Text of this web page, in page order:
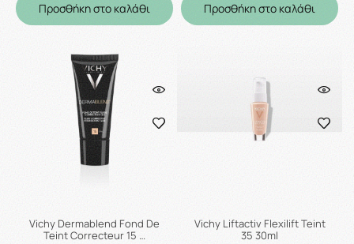
Προσθήκη στο καλάθι Προσθήκη στο καλάθι
Vichy Dermablend Fond De
Teint Correcteur 15 …
Vichy Liftactiv Flexilift Teint
35 30ml